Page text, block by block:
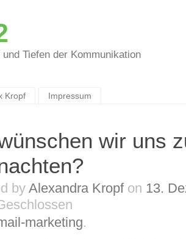
und Tiefen der Kommunikation
Kropf
Impressum
wir uns
by Alexandra Kropf on 13.
marketing.